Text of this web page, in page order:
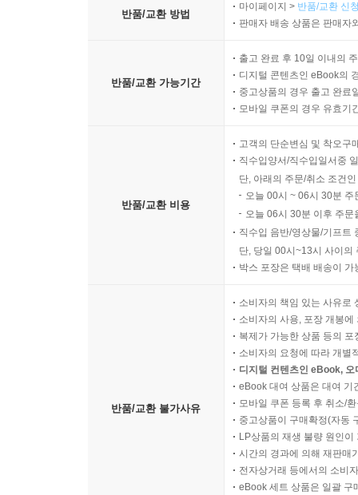
반품/교환 방법
마이페이지 > 반품/교환 신
판매자 배송 상품은 판매자
반품/교환 가능기간
출고 완료 후 10일 이내의
디지털 콘텐츠인 eBook의
중고상품의 경우 출고 완료
모바일 쿠폰의 경우 유효기
반품/교환 비용
고객의 단순변심 및 착오구
직수입양서/직수입일서중
단, 아래의 주문/취소 조건
오늘 00시 ~ 06시 30분
오늘 06시 30분 이후 주
직수입 음반/영상물/기프트
단, 당일 00시~13시 사이의
박스 포장은 택배 배송이
반품/교환 불가사유
소비자의 책임 있는 사유로
소비자의 사용, 포장 개봉
복제가 가능한 상품 등의
소비자의 요청에 따라 개별
디지털 컨텐츠인 eBook,
eBook 대여 상품은 대여 기
모바일 쿠폰 등록 후 취소/
중고상품이 구매확정(자동
LP상품의 재생 불량 원인
시간의 경과에 의해 재판매
전자상거래 등에서의 소비
eBook 세트 상품은 일괄 구